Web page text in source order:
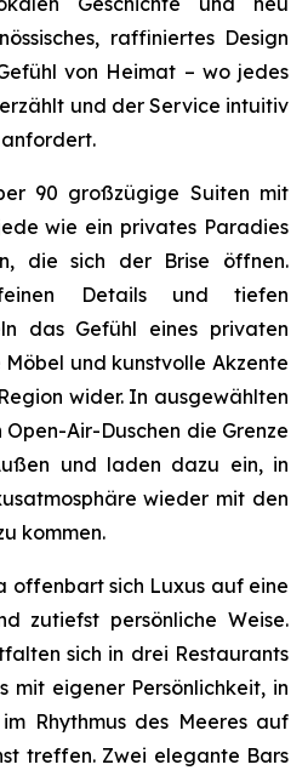
raffiniertes Design
von Heimat – wo jedes
und der Service intuitiv
anfordert.
90 großzügige Suiten mit
wie ein privates Paradies
die sich der Brise öffnen.
Details und tiefen
das Gefühl eines privaten
und kunstvolle Akzente
wider. In ausgewählten
Air-Duschen die Grenze
und laden dazu ein, in
wieder mit den
kommen.
offenbart sich Luxus auf eine
zutiefst persönliche Weise.
sich in drei Restaurants
mit eigener Persönlichkeit, in
Rhythmus des Meeres auf
treffen. Zwei elegante Bars